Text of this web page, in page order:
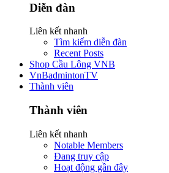
Diễn đàn
Liên kết nhanh
Tìm kiếm diễn đàn
Recent Posts
Shop Cầu Lông VNB
VnBadmintonTV
Thành viên
Thành viên
Liên kết nhanh
Notable Members
Đang truy cập
Hoạt động gần đây